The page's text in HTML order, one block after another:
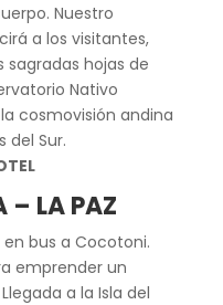
Nuestro
a los visitantes,
hojas de
Nativo
cosmovisión andina
del Sur.
– LA PAZ
bus a Cocotoni.
emprender un
a la Isla del